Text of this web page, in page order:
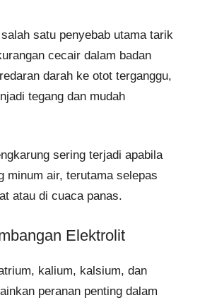
satu penyebab utama tarik
cecair dalam badan
darah ke otot terganggu,
tegang dan mudah
sering terjadi apabila
minum air, terutama selepas
atau di cuaca panas.
Elektrolit
kalium, kalsium, dan
peranan penting dalam